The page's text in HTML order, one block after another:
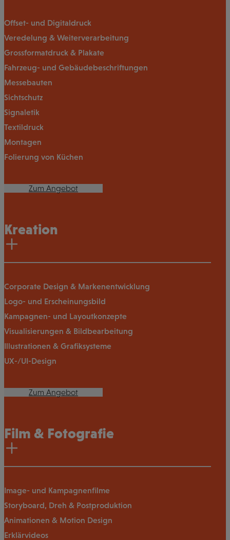
Offset- und Digitaldruck
Veredelung & Weiterverarbeitung
Grossformatdruck & Plakate
Fahrzeug- und Gebäudebeschriftungen
Messebauten
Sichtschutz
Signaletik
Textildruck
Montagen
Folierung von Küchen
Zum Angebot
Kreation
Corporate Design & Markenentwicklung
Logo- und Erscheinungsbild
Kampagnen- und Layoutkonzepte
Visualisierungen & Bildbearbeitung
Illustrationen & Grafiksysteme
UX-/UI-Design
Zum Angebot
Film & Fotografie
Image- und Kampagnenfilme
Storyboard, Dreh & Postproduktion
Animationen & Motion Design
Erklärvideos